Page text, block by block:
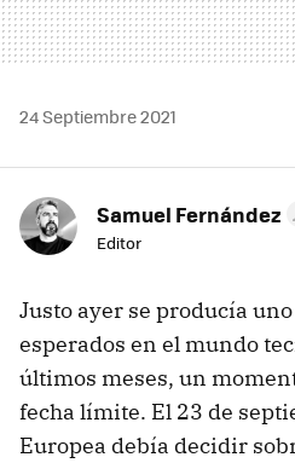
24 Septiembre 2021
Samuel Fernández
Editor
Justo ayer se producía
esperados en el mundo
últimos meses, un
fecha límite. El 23 de
Europea debía decidir